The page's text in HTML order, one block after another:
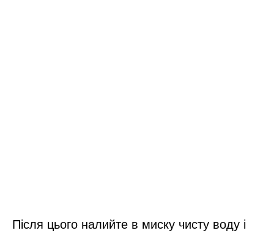
Після цього налийте в миску чисту воду і